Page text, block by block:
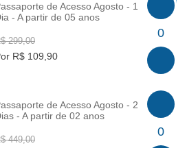
de Acesso Agosto - 1
- A partir de 05 anos
299,00
R$ 109,90
0
de Acesso Agosto - 2
- A partir de 02 anos
449,00
0